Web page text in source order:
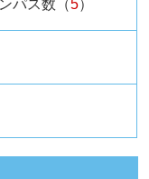
パス数（5）